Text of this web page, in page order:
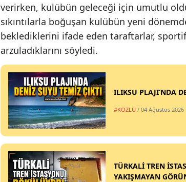
verirken, kulübün geleceği için umutlu
sıkıntılarla boğuşan kulübün yeni
beklediklerini ifade eden taraftarlar, sportif
arzuladıklarını söyledi.
ILIKSU PLAJI’NDA
#KOZLU / 04 Ağustos 2026
TÜRKALİ TREN
YAKIŞMAYAN